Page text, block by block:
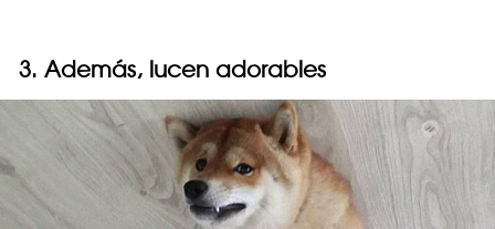
3. Además, lucen adorables